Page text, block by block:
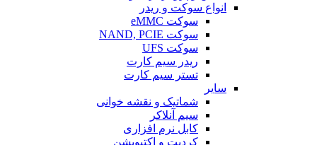
انواع سوکت و ریدر
سوکت eMMC
سوکت NAND, PCIE
سوکت UFS
ریدر سیم کارت
تستر سیم کارت
سایر
شماتیک و نقشه خوانی
سیم آنلاکر
کابل نرم افزاری
کردیت و اکتیویشن